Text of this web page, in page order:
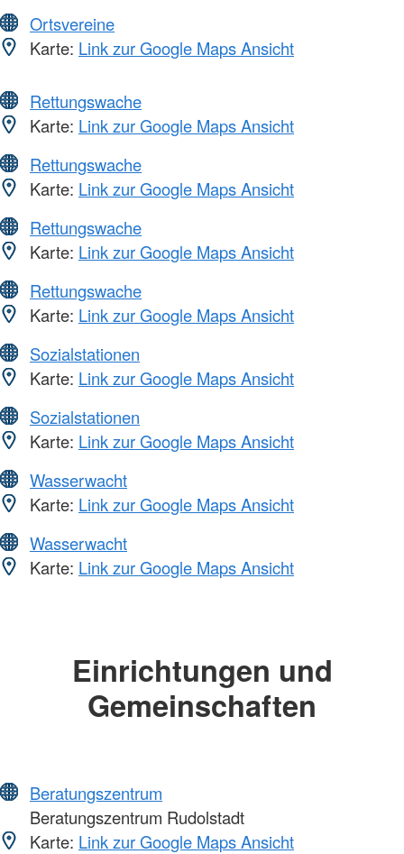
Ortsvereine
Karte: Link zur Google Maps Ansicht
Rettungswache
Karte: Link zur Google Maps Ansicht
Rettungswache
Karte: Link zur Google Maps Ansicht
Rettungswache
Karte: Link zur Google Maps Ansicht
Rettungswache
Karte: Link zur Google Maps Ansicht
Sozialstationen
Karte: Link zur Google Maps Ansicht
Sozialstationen
Karte: Link zur Google Maps Ansicht
Wasserwacht
Karte: Link zur Google Maps Ansicht
Wasserwacht
Karte: Link zur Google Maps Ansicht
Einrichtungen und
Gemeinschaften
Beratungszentrum
Beratungszentrum Rudolstadt
Karte: Link zur Google Maps Ansicht